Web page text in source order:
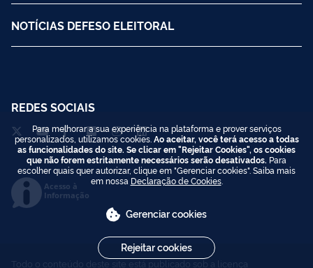
CANAIS DE ATENDIMENTO
REDES SOCIAIS
Para melhorar a sua experiência na plataforma e prover serviços
personalizados, utilizamos cookies. Ao aceitar, você terá acesso a todas
as funcionalidades do site. Se clicar em "Rejeitar Cookies", os cookies
que não forem estritamente necessários serão desativados. Para
escolher quais quer autorizar, clique em "Gerenciar cookies". Saiba mais
em nossa Declaração de Cookies.
Gerenciar cookies
Rejeitar cookies